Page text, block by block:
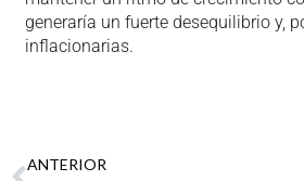
generaría un fuerte desequilibrio y,
inflacionarias.
ANTERIOR